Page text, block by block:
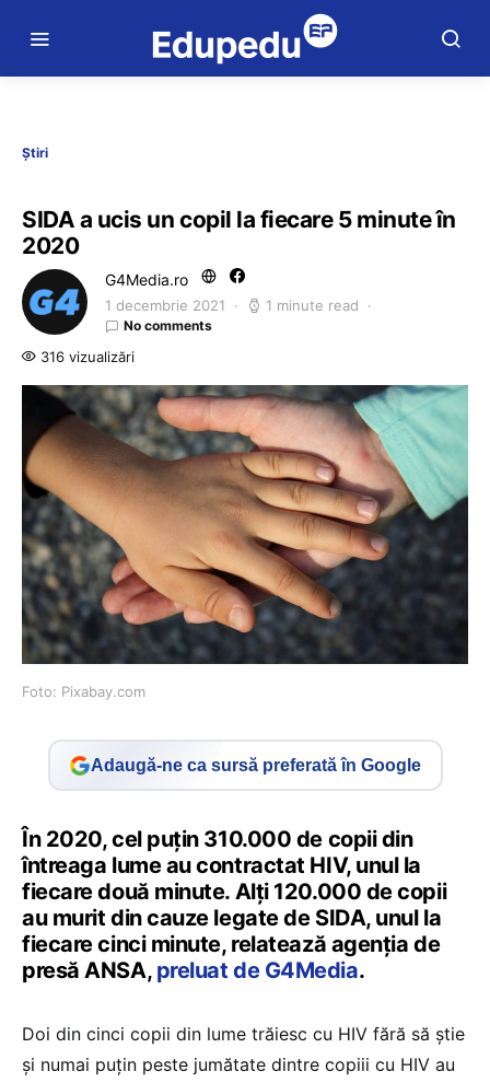
Știri
SIDA a ucis un copil la fiecare 5 minute în
2020
G4Media.ro
1 decembrie 2021 1 minute read
No comments
316 vizualizări
Foto: Pixabay.com
Adaugă-ne ca sursă preferată în Google
În 2020, cel puțin 310.000 de copii din
întreaga lume au contractat HIV, unul la
fiecare două minute. Alți 120.000 de copii
au murit din cauze legate de SIDA, unul la
fiecare cinci minute, relatează agenția de
presă ANSA, preluat de G4Media.
Doi din cinci copii din lume trăiesc cu HIV fără să știe
și numai puțin peste jumătate dintre copiii cu HIV au